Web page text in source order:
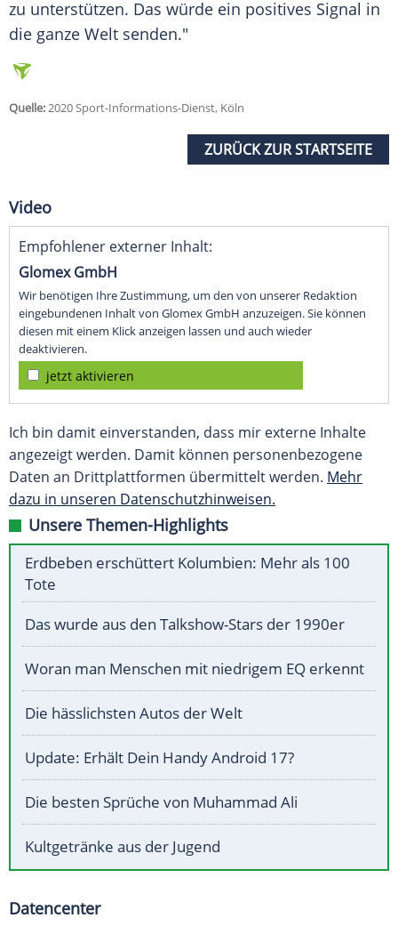
zu unterstützen. Das würde ein positives Signal in
die ganze Welt senden."
Quelle:2020 Sport-Informations-Dienst, Köln
ZURÜCK ZUR STARTSEITE
Video
Empfohlener externer Inhalt:
Glomex GmbH
Wir benötigen Ihre Zustimmung, um den von unserer Redaktion
eingebundenen Inhalt von Glomex GmbH anzuzeigen. Sie können
diesen mit einem Klick anzeigen lassen und auch wieder
deaktivieren.
jetzt aktivieren
Ich bin damit einverstanden, dass mir externe Inhalte
angezeigt werden. Damit können personenbezogene
Daten an Drittplattformen übermittelt werden. Mehr
dazu in unseren Datenschutzhinweisen.
Unsere Themen-Highlights
Erdbeben erschüttert Kolumbien: Mehr als 100
Tote
Das wurde aus den Talkshow-Stars der 1990er
Woran man Menschen mit niedrigem EQ erkennt
Die hässlichsten Autos der Welt
Update: Erhält Dein Handy Android 17?
Die besten Sprüche von Muhammad Ali
Kultgetränke aus der Jugend
Datencenter